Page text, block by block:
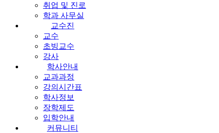
취업 및 진로
학과 사무실
교수진
교수
초빙교수
강사
학사안내
교과과정
강의시간표
학사정보
장학제도
입학안내
커뮤니티